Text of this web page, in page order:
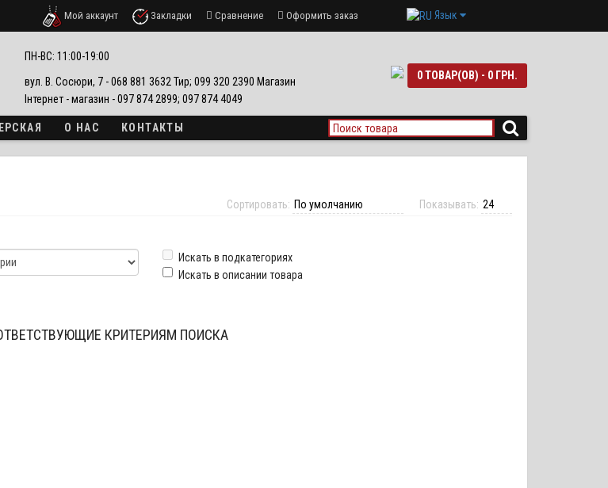
Мой аккаунт Закладки Сравнение Оформить заказ Язык
ПН-ВС: 11:00-19:00
вул. В. Сосюри, 7 - 068 881 3632 Тир; 099 320 2390 Магазин
Інтернет - магазин - 097 874 2899; 097 874 4049
0 ТОВАР(ОВ) - 0 ГРН.
О НАС КОНТАКТЫ
Показывать:
Сортировать:
Искать в подкатегориях
Искать в описании товара
КРИТЕРИЯМ ПОИСКА